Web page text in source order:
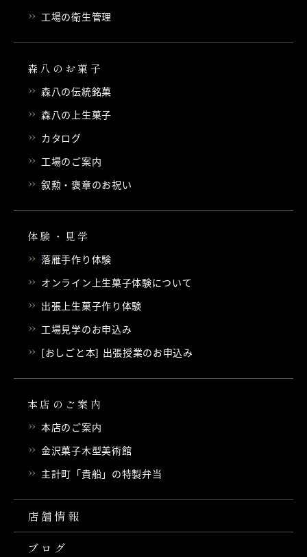
工場の衛生管理
森八のお菓子
森八の伝統銘菓
森八の上生菓子
カタログ
工場のご案内
叙勲・褒章のお祝い
体験・見学
落雁手作り体験
オンライン上生菓子体験について
出張上生菓子作り体験
工場見学のお申込み
[おしごと本] 出張授業のお申込み
本店のご案内
本店のご案内
金沢菓子木型美術館
主計町「貴船」の特製弁当
店舗情報
ブログ